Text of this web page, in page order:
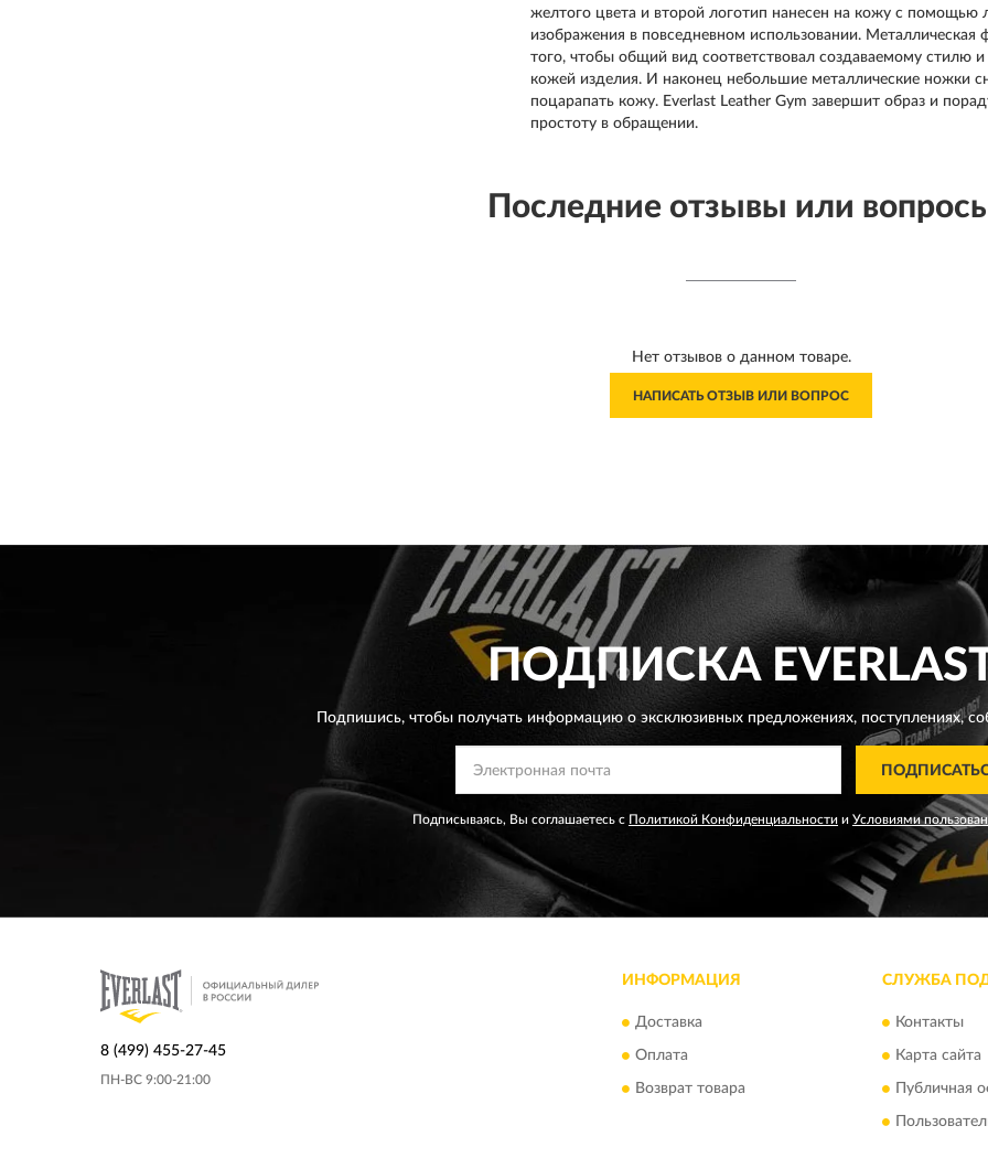
желтого цвета и второй логотип нанесен на кожу с помощью
изображения в повседневном использовании.
того, чтобы общий вид соответствовал создаваемому стилю
кожей изделия. И наконец небольшие металлические ножки
поцарапать кожу. Everlast Leather Gym завершит образ и
простоту в обращении.
Последние отзывы или
Нет отзывов о данном товаре.
НАПИСАТЬ ОТЗЫВ ИЛИ ВОПРОС
ПОДПИСКА
Подпишись, чтобы получать информацию о эксклюзивных предложениях,поступлениях,
Подписываясь, Вы соглашаетесь с Политикой Конфиденциальности и Условиями
8 (499) 455-27-45
ПН-ВС 9:00-21:00
ИНФОРМАЦИЯ
Доставка
Оплата
Возврат товара
СЛУЖБА
Контакты
Карта сайта
Публичная